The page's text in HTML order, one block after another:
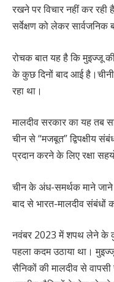
रखने पर विचार नहीं कर
सर्वेक्षण को लेकर सार्वजनिक
रोचक बात यह है कि मुइज्जू
के कुछ दिनों बाद आई
रहा था।
मालदीव सरकार का यह तब
चीन से “मजबूत” द्विपक्षीय
प्रदान करने के लिए रक्षा
चीन के अंध-समर्थक माने
बाद से भारत-मालदीव संबंधों
नवंबर 2023 में शपथ लेने के
पहला कदम उठाया था।
सैनिकों की मालदीव से